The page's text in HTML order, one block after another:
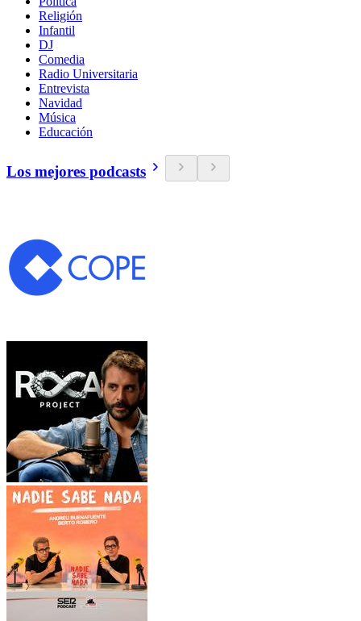
Religión
Infantil
DJ
Comedia
Radio Universitaria
Entrevista
Navidad
Música
Educación
Los mejores podcasts